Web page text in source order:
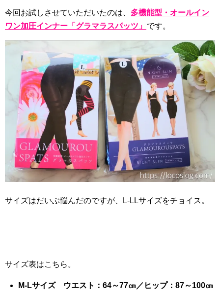
今回お試しさせていただいたのは、 多機能型・オールイン
ワン加圧インナー「グラマラスパッツ」 です。
サイズはだいぶ悩んだのですが、L-LLサイズをチョイス。
サイズ表はこちら。
M-Lサイズ ウエスト：64～77㎝／ヒップ：87～100㎝